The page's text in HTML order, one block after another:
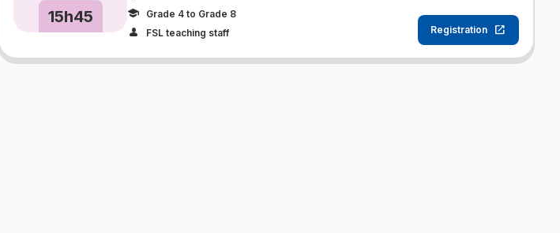
15h45
Grade 4 to Grade 8
FSL teaching staff
Registration